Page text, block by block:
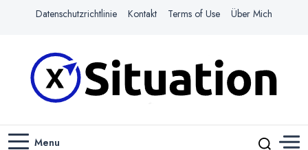
Datenschutzrichtlinie Kontakt Terms of Use Über Mich
X-SITUATION
Menu